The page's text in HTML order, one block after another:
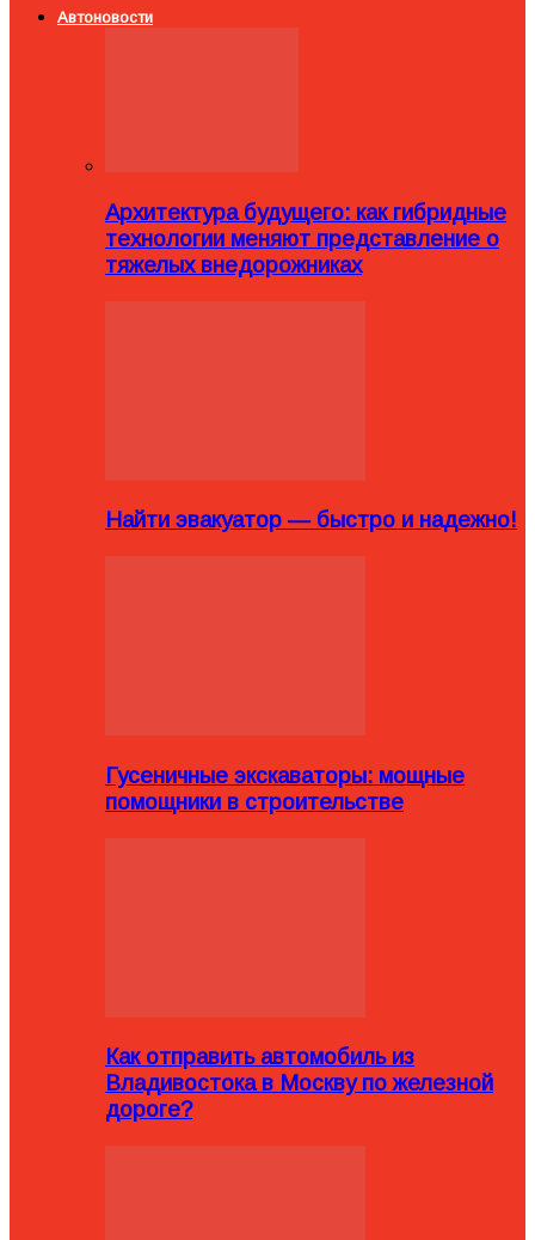
Автоновости
Архитектура будущего: как гибридные
технологии меняют представление о
тяжелых внедорожниках
Найти эвакуатор — быстро и надежно!
Гусеничные экскаваторы: мощные
помощники в строительстве
Как отправить автомобиль из
Владивостока в Москву по железной
дороге?